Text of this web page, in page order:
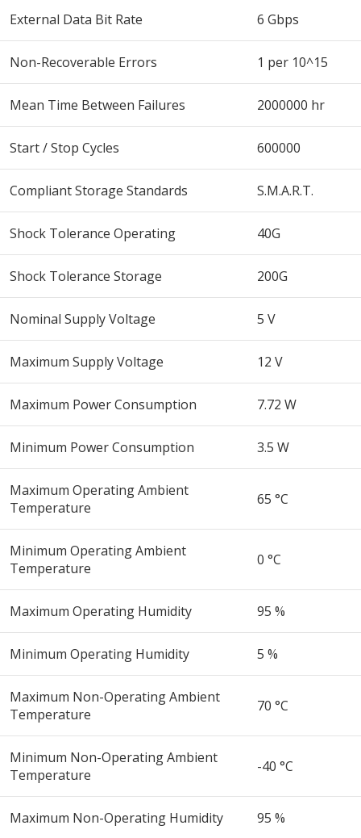
External Data Bit Rate 6 Gbps
Non-Recoverable Errors 1 per 10^15
Mean Time Between Failures 2000000 hr
Start / Stop Cycles 600000
Compliant Storage Standards S.M.A.R.T.
Shock Tolerance Operating 40G
Shock Tolerance Storage 200G
Nominal Supply Voltage 5 V
Maximum Supply Voltage 12 V
Maximum Power Consumption 7.72 W
Minimum Power Consumption 3.5 W
Maximum Operating Ambient
Temperature
65 °C
Minimum Operating Ambient
Temperature
0 °C
Maximum Operating Humidity 95 %
Minimum Operating Humidity 5 %
Maximum Non-Operating Ambient
Temperature
70 °C
Minimum Non-Operating Ambient
Temperature
-40 °C
Maximum Non-Operating Humidity 95 %